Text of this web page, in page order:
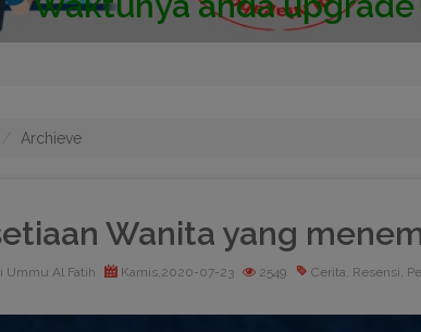
Archieve
Wanita yang
Ummu Al Fatih Kamis,2020-07-23 2549 Cerita, Resensi,